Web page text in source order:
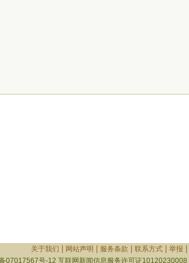
关于我们
网站声明 服务条款 联系方式| 举报
07017567号-12 互联网新闻信息服务许可证10120230008